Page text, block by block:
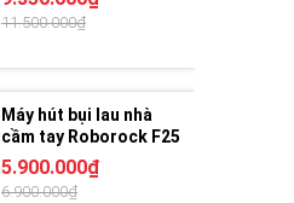
11.500.000₫
Máy hút bụi lau nhà
cầm tay Roborock F25
RT
5.900.000₫
6.900.000₫